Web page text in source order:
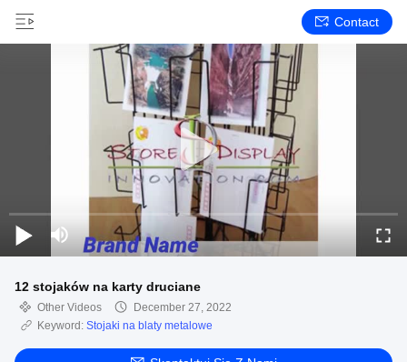
Contact
12 stojaków na karty druciane
Other Videos
December 27, 2022
Keyword: Stojaki na blaty metalowe